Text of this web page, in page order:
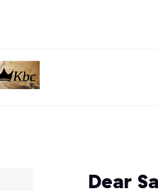
Dear